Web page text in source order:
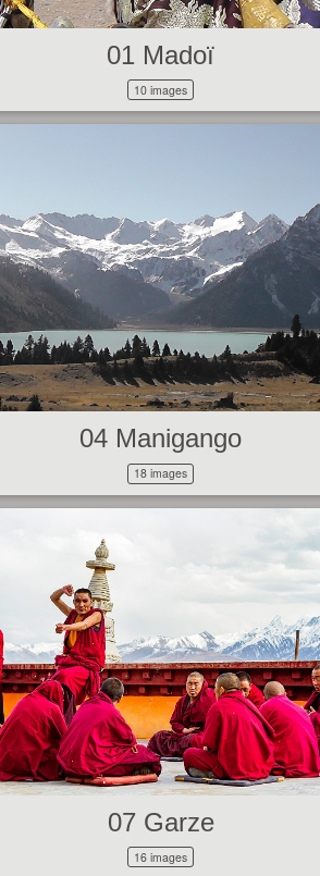
01 Madoï
10 images
04 Manigango
18 images
07 Garze
16 images